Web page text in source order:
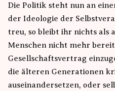
Die Politik steht nun an
der Ideologie der
treu, so bleibt ihr nichts als
Menschen nicht mehr
Gesellschaftsvertrag
die älteren Generationen
auseinandersetzen, oder